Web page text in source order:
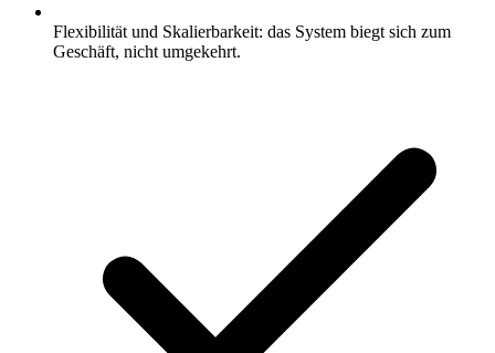
Flexibilität und Skalierbarkeit: das System biegt sich zum
Geschäft, nicht umgekehrt.